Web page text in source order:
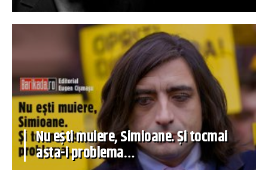
Nu ești muiere, Simioane. Și tocmai
asta-i problema…